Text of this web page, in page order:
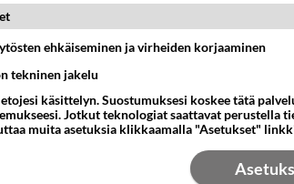
Studio 14
tämän ohjelman käyttäjiä?
Kun ei avaudu ohjelmassa suoraan
ehkäiseminen ja virheiden korjaaminen
tekninen jakelu
käsittelyn. Suostumuksesi koskee tätä
Jotkut teknologiat saattavat perustella
muita asetuksia klikkaamalla "Asetukset"